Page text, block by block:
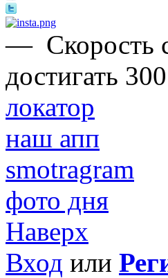
— Cкорость
достигать
локатор
наш апп
smotragram
фото дня
Наверх
Вход или